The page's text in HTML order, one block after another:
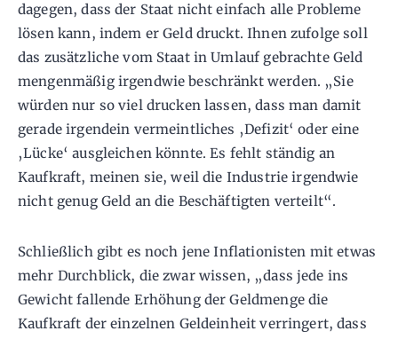
dagegen, dass der Staat nicht einfach alle Probleme
lösen kann, indem er Geld druckt. Ihnen zufolge soll
das zusätzliche vom Staat in Umlauf gebrachte Geld
mengenmäßig irgendwie beschränkt werden. „Sie
würden nur so viel drucken lassen, dass man damit
gerade irgendein vermeintliches ‚Defizit‘ oder eine
‚Lücke‘ ausgleichen könnte. Es fehlt ständig an
Kaufkraft, meinen sie, weil die Industrie irgendwie
nicht genug Geld an die Beschäftigten verteilt“.
Schließlich gibt es noch jene Inflationisten mit etwas
mehr Durchblick, die zwar wissen, „dass jede ins
Gewicht fallende Erhöhung der Geldmenge die
Kaufkraft der einzelnen Geldeinheit verringert, dass